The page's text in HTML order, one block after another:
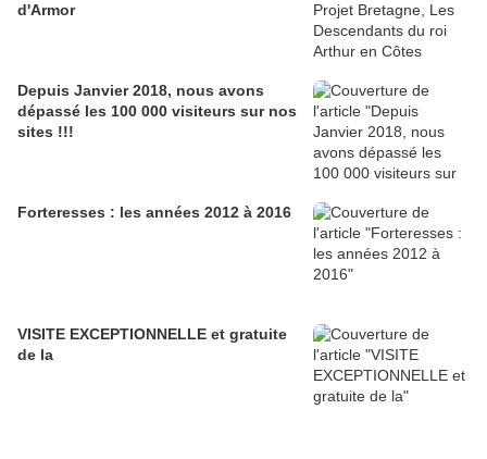
d'Armor
Depuis Janvier 2018, nous avons
dépassé les 100 000 visiteurs sur nos
sites !!!
Forteresses : les années 2012 à 2016
VISITE EXCEPTIONNELLE et gratuite
de la